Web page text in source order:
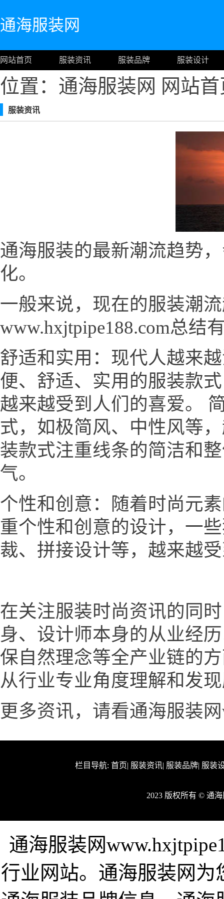
通海服装网
网站首页 服装资讯 服装品牌 服装设计
位置：通海服装网 网站
服装资讯
通海服装的最新潮流趋势
化。
一般来说，现在的服装潮
www.hxjtpipe188.com总结
舒适和实用：现代人越来
便、舒适、实用的服装款
越来越受到人们的喜爱。
式，如极简风、中性风等
装款式注重线条的简洁和
气。
个性和创意：随着时尚元
重个性和创意的设计，一
裁、拼接设计等，越来越
在关注服装时尚资讯的同
身、设计师本身的从业经
保自然理念等全产业链的
从行业专业角度理解和发
更多资讯，请看通海服装
栏目导航: 首页| 服装资讯| 服装品牌| 服装
2023 版权所有 © 通
通海服装网
行业网站。通海服装网